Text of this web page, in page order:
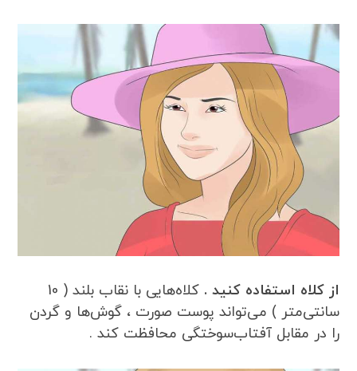
از کلاه استفاده کنید .
کلاه‌هایی با نقاب بلند ( 10
سانتی‌متر ) می‌تواند پوست صورت ، گوش‌ها و گردن
را در مقابل آفتاب‌سوختگی محافظت کند .